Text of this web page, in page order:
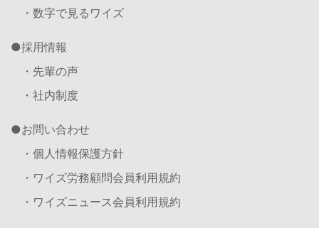
・数字で見るワイズ
採用情報
・先輩の声
・社内制度
お問い合わせ
・個人情報保護方針
・ワイズ労務顧問会員利用規約
・ワイズニュース会員利用規約